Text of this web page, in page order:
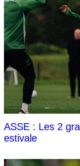
ASSE : Les 2
estivale